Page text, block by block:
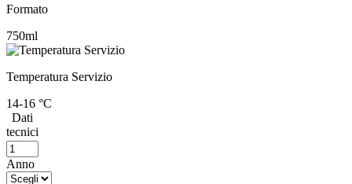
Formato
750ml
Temperatura Servizio
14-16 °C
Dati
tecnici
Anno